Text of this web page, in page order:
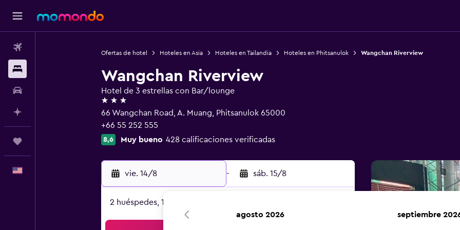
Ofertas de hotel Hoteles en Asia Hoteles en Tailandia Hoteles en Phitsanulok Wangchan Riverview
Wangchan Riverview
Hotel de 3 estrellas con Bar/lounge
3 estrellas
66 Wangchan Road, A. Muang, Phitsanulok 65000
+66 55 252 555
8,6 Muy bueno 428 calificaciones verificadas
vie. 14/8 - sáb. 15/8
2 huéspedes, 1 habitación
agosto 2026 septiembre